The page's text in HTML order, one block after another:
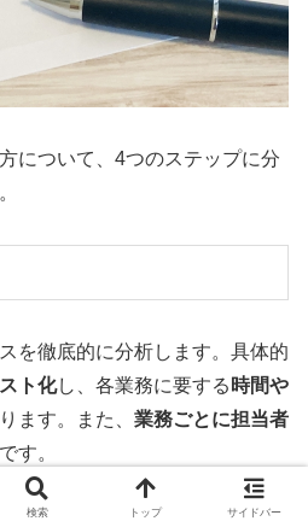
について、4つのステップに分
を徹底的に分析します。具体的
ト化し、各業務に要する 時間や
ます。また、 業務ごとに担当者
す。
用したり、各担当者へのヒアリ
検索 トップ サイドバー